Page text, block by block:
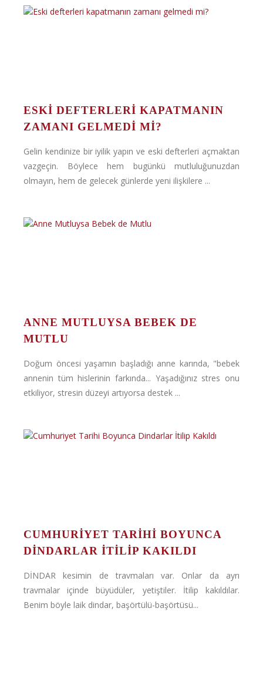
ESKI DEFTERLERI KAPATMANIN
ZAMANI GELMEDI MI?
Gelin kendinize bir iyilik yapın ve eski defterleri açmaktan
vazgeçin. Böylece hem bugünkü mutluluğunuzdan
olmayın, hem de gelecek günlerde yeni ilişkilere ...
ANNE MUTLUYSA BEBEK DE
MUTLU
Doğum öncesi yaşamın başladığı anne karında, "bebek
annenin tüm hislerinin farkında... Yaşadığınız stres onu
etkiliyor, stresin düzeyi artıyorsa destek ...
CUMHURIYET TARIHI BOYUNCA
DINDARLAR İTILIP KAKILDI
DİNDAR kesimin de travmaları var. Onlar da ayrı
travmalar içinde büyüdüler, yetiştiler. İtilip kakıldılar.
Benim böyle laik dindar, başörtülü-başörtüsü...